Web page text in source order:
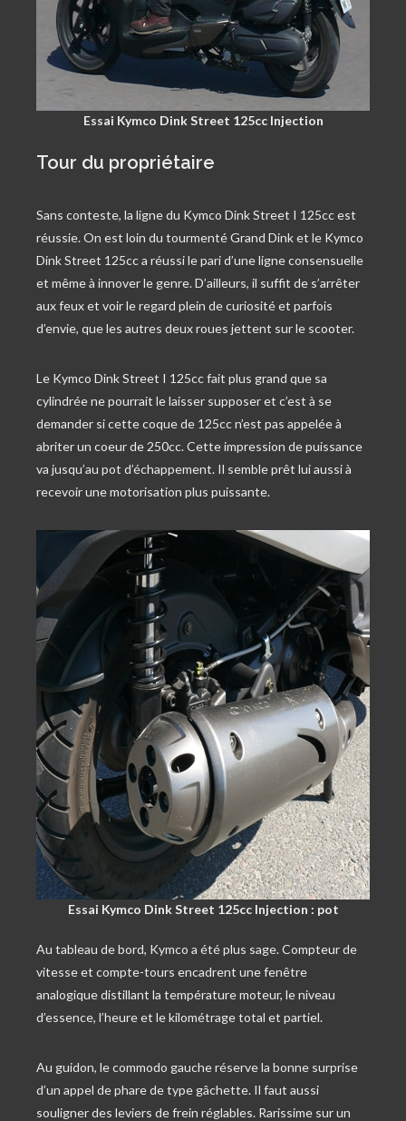
Essai Kymco Dink Street 125cc Injection
Tour du propriétaire
Sans conteste, la ligne du Kymco Dink Street I 125cc est
réussie. On est loin du tourmenté Grand Dink et le Kymco
Dink Street 125cc a réussi le pari d’une ligne consensuelle
et même à innover le genre. D’ailleurs, il suffit de s’arrêter
aux feux et voir le regard plein de curiosité et parfois
d’envie, que les autres deux roues jettent sur le scooter.
Le Kymco Dink Street I 125cc fait plus grand que sa
cylindrée ne pourrait le laisser supposer et c’est à se
demander si cette coque de 125cc n’est pas appelée à
abriter un coeur de 250cc. Cette impression de puissance
va jusqu’au pot d’échappement. Il semble prêt lui aussi à
recevoir une motorisation plus puissante.
Essai Kymco Dink Street 125cc Injection : pot
Au tableau de bord, Kymco a été plus sage. Compteur de
vitesse et compte-tours encadrent une fenêtre
analogique distillant la température moteur, le niveau
d’essence, l’heure et le kilométrage total et partiel.
Au guidon, le commodo gauche réserve la bonne surprise
d’un appel de phare de type gâchette. Il faut aussi
souligner des leviers de frein réglables. Rarissime sur un